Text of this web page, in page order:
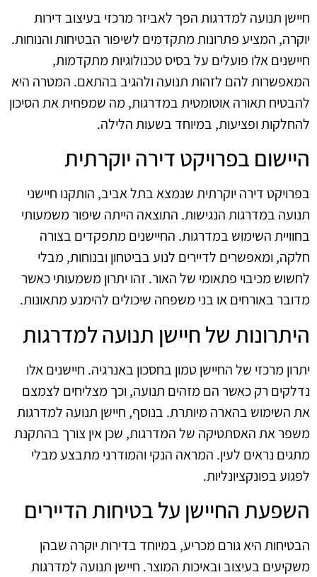
חיישן תנועה למדרגות הפך לאביזר מרכזי בעיצוב דירות
יוקרה, המציע פתרונות מתקדמים לשיפור הבטיחות והנוחות.
חיישנים אלו פועלים על בסיס טכנולוגיות מתקדמות,
המאפשרות להם לזהות תנועה ולהגיב בהתאם. המטרה היא
להבטיח תאורה אוטומטית במדרגות, מה שמפחית את הסיכון
להחלקות ופציעות, במיוחד בשעות הלילה.
היישום בפרויקט דירה יוקרתית
בפרויקט דירה יוקרתית שנמצא בתל אביב, הותקנו חיישני
תנועה במדרגות הנגישות. התוצאה הייתה שיפור משמעותי
בחוויית השימוש במדרגות. החיישנים מתפקדים בצורה
חלקה, ומאפשרים לדיירים לנוע בביטחון ובנוחות, מבלי
לחשוש מכיבוי פתאומי של האור. זהו יתרון משמעותי כאשר
מדובר באורחים או בני משפחה שיכולים להימנע מתאונות.
היתרונות של חיישן תנועה למדרגות
יתרון מרכזי של החיישן טמון בחסכון באנרגיה. חיישנים אלו
נדלקים רק כאשר הם מזהים תנועה, וכך מצליחים לצמצם
את השימוש בהארה מיותרת. בנוסף, חיישן תנועה למדרגות
משפר את האסתטיקה של המדרגות, שכן אין צורך בהתקנת
מתגים נראים לעין. המראה הנקי והמודרני מתבצע מבלי
לפגוע בפונקציונליות.
השפעת החיישן על בטיחות הדיירים
הבטיחות היא גורם מכריע, במיוחד בדירות יוקרה שבהן
משקיעים בעיצוב ובאיכות המוצר. חיישן תנועה למדרגות